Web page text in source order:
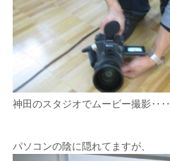
神田のスタジオでムービー撮影‥‥
パソコンの陰に隠れてますが、